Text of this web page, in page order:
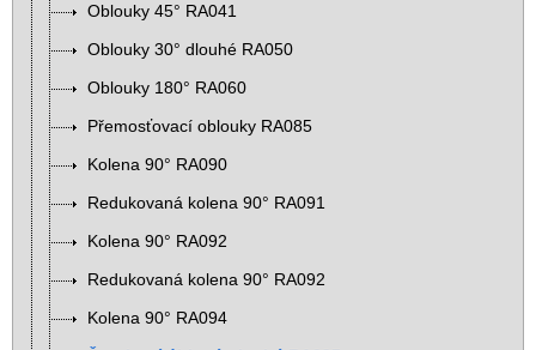
Oblouky 45° RA041
Oblouky 30° dlouhé RA050
Oblouky 180° RA060
Přemosťovací oblouky RA085
Kolena 90° RA090
Redukovaná kolena 90° RA091
Kolena 90° RA092
Redukovaná kolena 90° RA092
Kolena 90° RA094